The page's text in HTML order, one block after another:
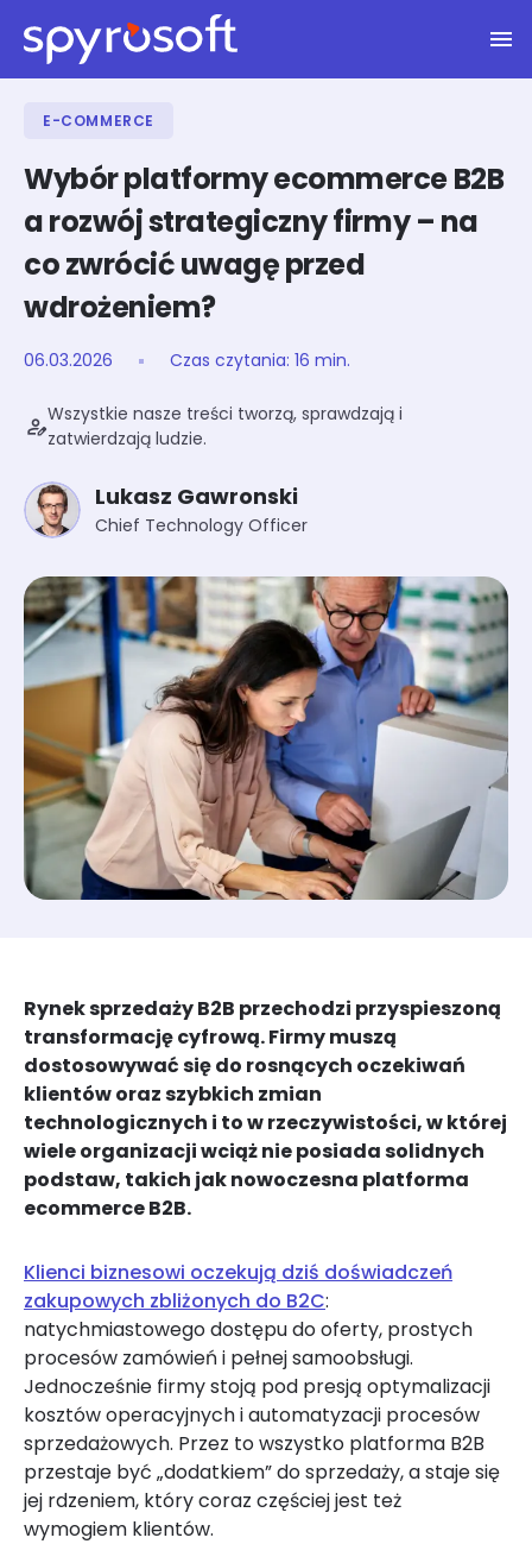
Skip to main content
Spyrosoft homepage
E-COMMERCE
Wybór platformy ecommerce B2B
a rozwój strategiczny firmy – na
co zwrócić uwagę przed
wdrożeniem?
06.03.2026 Czas czytania: 16 min.
person_editWszystkie nasze treści tworzą, sprawdzają i
zatwierdzają ludzie.
Lukasz Gawronski
Chief Technology Officer
Rynek sprzedaży B2B przechodzi przyspieszoną
transformację cyfrową. Firmy muszą
dostosowywać się do rosnących oczekiwań
klientów oraz szybkich zmian
technologicznych i to w rzeczywistości, w której
wiele organizacji wciąż nie posiada solidnych
podstaw, takich jak nowoczesna platforma
ecommerce B2B.
Klienci biznesowi oczekują dziś doświadczeń
zakupowych zbliżonych do B2C:
natychmiastowego dostępu do oferty, prostych
procesów zamówień i pełnej samoobsługi.
Jednocześnie firmy stoją pod presją optymalizacji
kosztów operacyjnych i automatyzacji procesów
sprzedażowych. Przez to wszystko platforma B2B
przestaje być „dodatkiem” do sprzedaży, a staje się
jej rdzeniem, który coraz częściej jest też
wymogiem klientów.